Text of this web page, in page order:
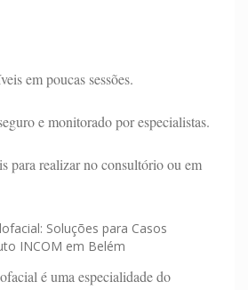
em poucas sessões.
e monitorado por especialistas.
para realizar no consultório ou em
Soluções para Casos
INCOM em Belém
é uma especialidade do